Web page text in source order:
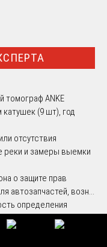
томограф ANKE
(9 шт), год
отсутствия
реки и замеры выемки
о защите прав
автозапчастей, возн...
определения
такие